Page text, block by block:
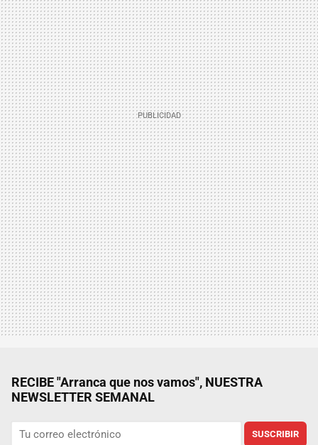
RECIBE "Arranca que nos vamos", NUESTRA
NEWSLETTER SEMANAL
SUSCRIBIR